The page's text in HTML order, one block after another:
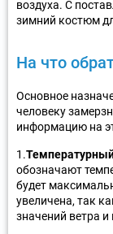
воздуха. С
зимний костюм
На что
Основное
человеку
информацию на
1.
обозначают
будет
увеличена, так
значений ветра